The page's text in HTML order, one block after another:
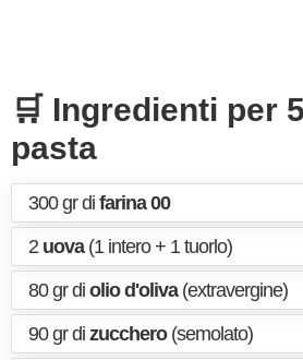
🛒 Ingredienti per
pasta
300 gr di farina 00
2 uova(1 intero + 1 tuorlo)
80 gr di olio d'oliva(extravergine)
90 gr di zucchero(semolato)